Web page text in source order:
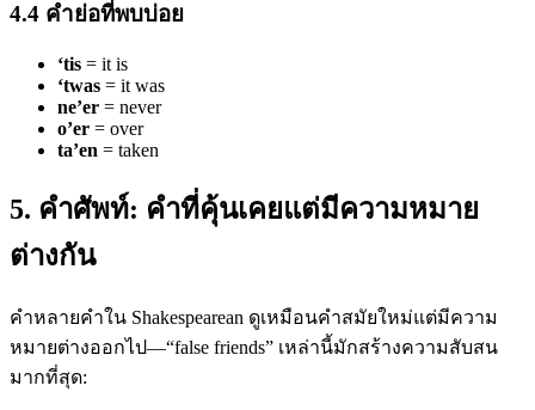
4.4 คำย่อที่พบบ่อย
‘tis = it is
‘twas = it was
ne’er = never
o’er = over
ta’en = taken
5. คำศัพท์: คำที่คุ้นเคยแต่มีความหมาย
ต่างกัน
คำหลายคำใน Shakespearean ดูเหมือนคำสมัยใหม่แต่มีความ
หมายต่างออกไป—“false friends” เหล่านี้มักสร้างความสับสน
มากที่สุด: